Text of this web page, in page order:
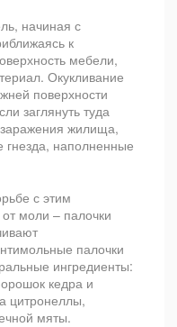
начиная с
к
мебели,
Окукливание
поверхности
заглянуть туда
жилища,
наполненные
с этим
моли – палочки
палочки
ингредиенты:
кедра и
цитронеллы,
мяты.